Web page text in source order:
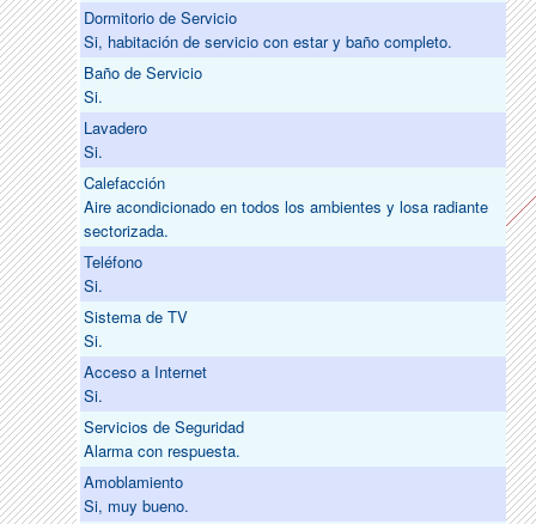
Dormitorio de Servicio
Si, habitación de servicio con estar y baño completo.
Baño de Servicio
Si.
Lavadero
Si.
Calefacción
Aire acondicionado en todos los ambientes y losa radiante
sectorizada.
Teléfono
Si.
Sistema de TV
Si.
Acceso a Internet
Si.
Servicios de Seguridad
Alarma con respuesta.
Amoblamiento
Si, muy bueno.